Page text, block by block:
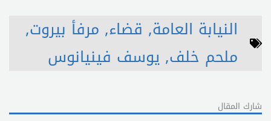
النيابة العامة, قضاء, مرفأ بيروت,
ملحم خلف, يوسف فينيانوس
شارك المقال